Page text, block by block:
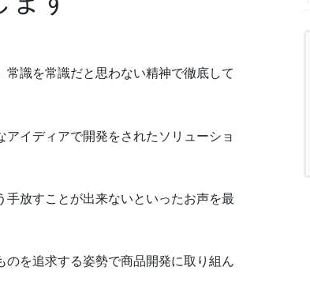
識を常識だと思わない精神で徹底して
イディアで開発をされたソリューショ
放すことが出来ないといったお声を最
を追求する姿勢で商品開発に取り組ん